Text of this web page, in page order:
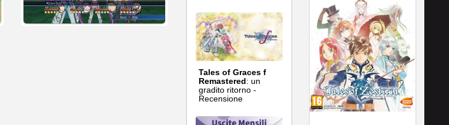
Tales of Graces f
Remastered: un
gradito ritorno -
Recensione